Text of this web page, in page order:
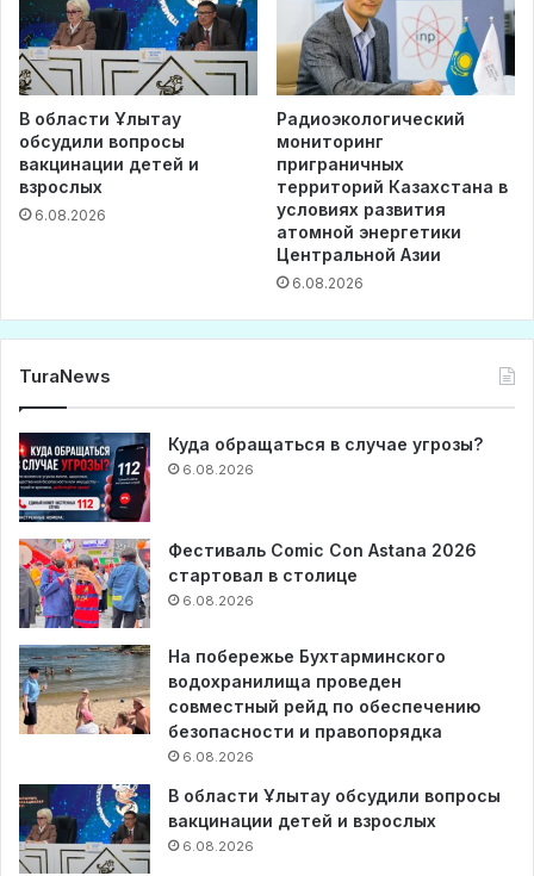
В области Ұлытау
обсудили вопросы
вакцинации детей и
взрослых
6.08.2026
Радиоэкологический
мониторинг
приграничных
территорий Казахстана в
условиях развития
атомной энергетики
Центральной Азии
6.08.2026
TuraNews
Куда обращаться в случае угрозы?
6.08.2026
Фестиваль Comic Con Astana 2026
стартовал в столице
6.08.2026
На побережье Бухтарминского
водохранилища проведен
совместный рейд по обеспечению
безопасности и правопорядка
6.08.2026
В области Ұлытау обсудили вопросы
вакцинации детей и взрослых
6.08.2026